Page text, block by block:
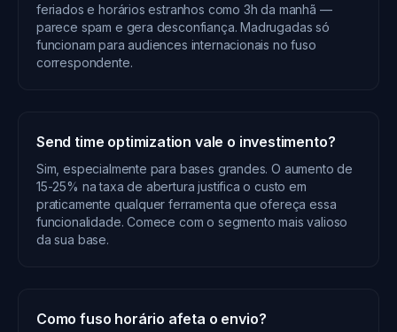
feriados e horários estranhos como 3h da manhã —
parece spam e gera desconfiança. Madrugadas só
funcionam para audiences internacionais no fuso
correspondente.
Send time optimization vale o investimento?
Sim, especialmente para bases grandes. O aumento de
15-25% na taxa de abertura justifica o custo em
praticamente qualquer ferramenta que ofereça essa
funcionalidade. Comece com o segmento mais valioso
da sua base.
Como fuso horário afeta o envio?